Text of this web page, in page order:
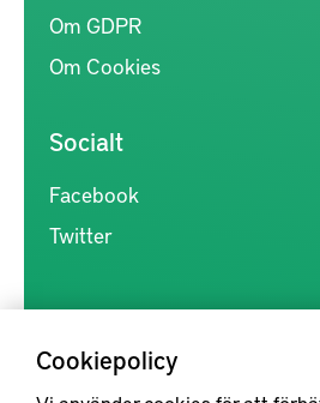
Cookiepolicy
Om GDPR
Om Cookies
Socialt
Facebook
Twitter